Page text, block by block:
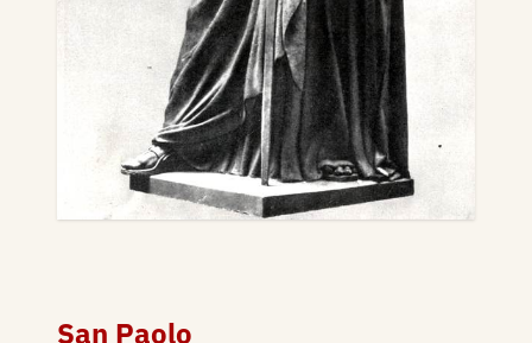
San Paolo